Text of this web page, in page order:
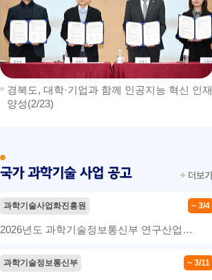
경북도, 대학·기업과 함께 인공지능 혁신 인재
양성(2/23)
과학기술사업화진흥원 ~ 3/4
2026년도 과학기술정보통신부 연구산업…
과학기술정보통신부 ~ 3/11